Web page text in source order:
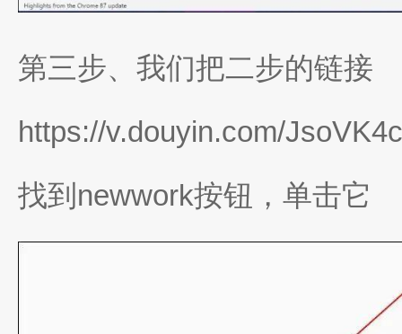
第三步、我们把二步的链接
https://v.douyin.com/
找到newwork按钮，单击它